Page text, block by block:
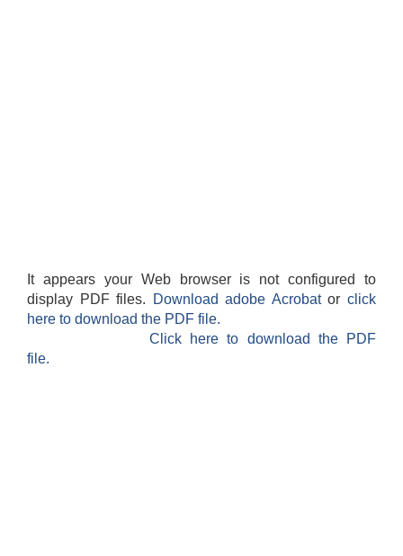
It appears your Web browser is not configured to
display PDF files.
Download adobe Acrobatorclick
here to download the PDF file.
Click here to download the PDF
file.